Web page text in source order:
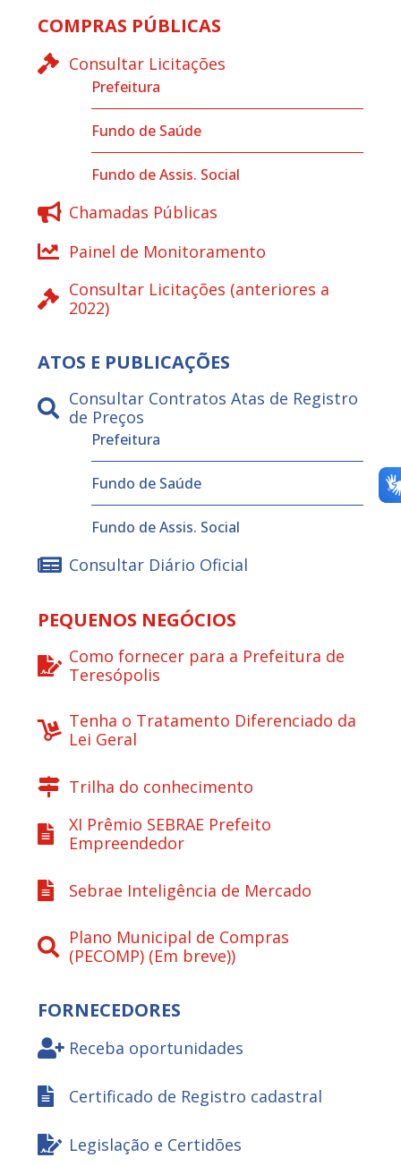
COMPRAS PÚBLICAS
Consultar Licitações
Prefeitura
Fundo de Saúde
Fundo de Assis. Social
Chamadas Públicas
Painel de Monitoramento
Consultar Licitações (anteriores a
2022)
ATOS E PUBLICAÇÕES
Consultar Contratos Atas de Registro
de Preços
Prefeitura
Fundo de Saúde
Fundo de Assis. Social
Consultar Diário Oficial
PEQUENOS NEGÓCIOS
Como fornecer para a Prefeitura de
Teresópolis
Tenha o Tratamento Diferenciado da
Lei Geral
Trilha do conhecimento
XI Prêmio SEBRAE Prefeito
Empreendedor
Sebrae Inteligência de Mercado
Plano Municipal de Compras
(PECOMP) (Em breve))
FORNECEDORES
Receba oportunidades
Certificado de Registro cadastral
Legislação e Certidões